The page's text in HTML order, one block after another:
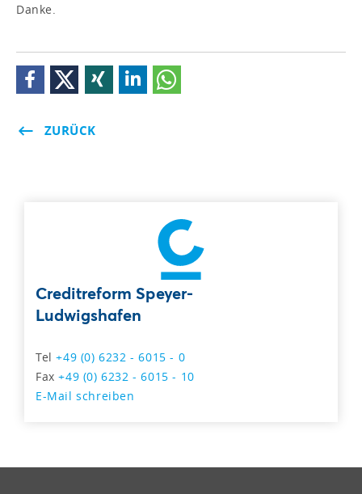
Danke.
ZURÜCK
Creditreform Speyer-
Ludwigshafen
Tel+49 (0) 6232 - 6015 - 0
Fax+49 (0) 6232 - 6015 - 10
E-Mail schreiben